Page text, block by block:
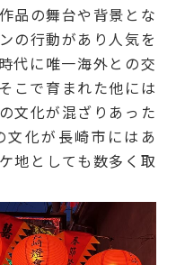
品の舞台や背景とな
の行動があり人気を
代に唯一海外との交
こで育まれた他には
文化が混ざりあった
文化が長崎市にはあ
地としても数多く取